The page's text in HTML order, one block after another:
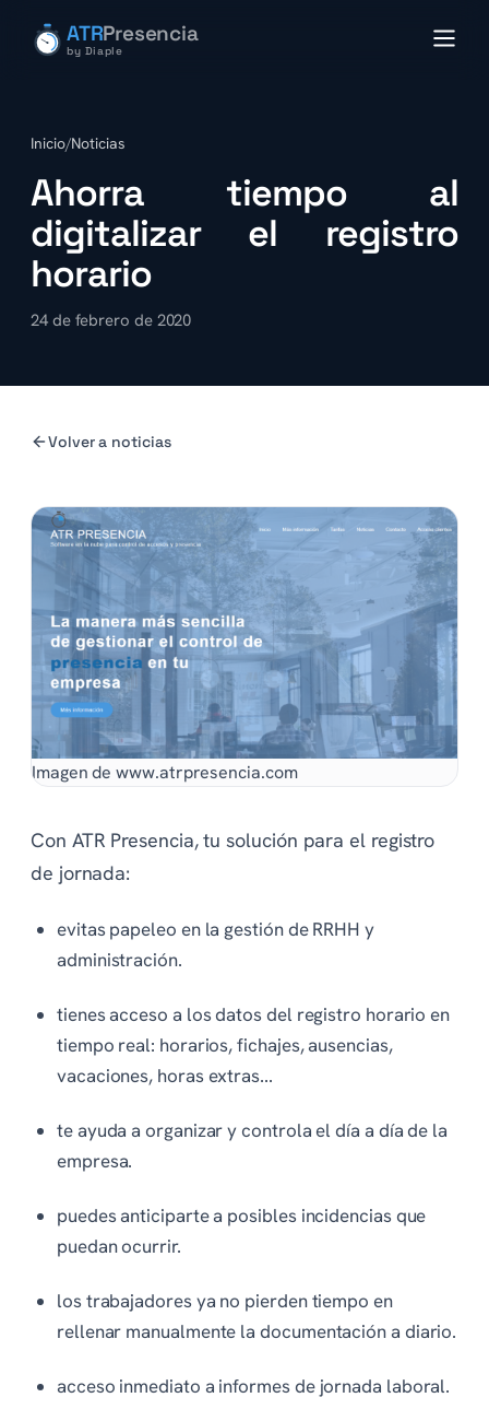
ATRPresencia
by Diaple
Inicio/Noticias
Ahorra tiempo al
digitalizar el registro
horario
24 de febrero de 2020
Volver a noticias
Imagen de www.atrpresencia.com
Con ATR Presencia, tu solución para el registro
de jornada:
evitas papeleo en la gestión de RRHH y
administración.
tienes acceso a los datos del registro horario en
tiempo real: horarios, fichajes, ausencias,
vacaciones, horas extras...
te ayuda a organizar y controla el día a día de la
empresa.
puedes anticiparte a posibles incidencias que
puedan ocurrir.
los trabajadores ya no pierden tiempo en
rellenar manualmente la documentación a diario.
acceso inmediato a informes de jornada laboral.